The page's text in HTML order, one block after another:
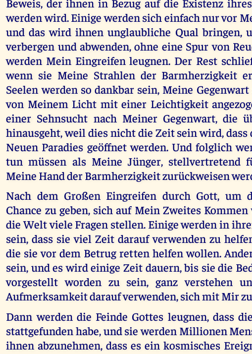
werden wird. Einige werden sich einfach nur vor
und das wird ihnen unglaubliche Qual bringen,
verbergen und abwenden, ohne eine Spur von
werden Mein Eingreifen leugnen. Der Rest
wenn sie Meine Strahlen der Barmherzigkeit
Seelen werden so dankbar sein, Meine
von Meinem Licht mit einer Leichtigkeit
einer Sehnsucht nach Meiner Gegenwart, die
hinausgeht, weil dies nicht die Zeit sein wird, dass
Neuen Paradies geöffnet werden. Und folglich
tun müssen als Meine Jünger, stellvertretend
Meine Hand der Barmherzigkeit zurückweisen
Nach dem Großen Eingreifen durch Gott, um
Chance zu geben, sich auf Mein Zweites
die Welt viele Fragen stellen. Einige werden in
sein, dass sie viel Zeit darauf verwenden zu
die sie vor dem Betrug retten helfen wollen.
sein, und es wird einige Zeit dauern, bis sie die
vorgestellt worden zu sein, ganz verstehen
Aufmerksamkeit darauf verwenden, sich mit Mir
Dann werden die Feinde Gottes leugnen, dass
stattgefunden habe, und sie werden Millionen
ihnen abzunehmen, dass es ein kosmisches